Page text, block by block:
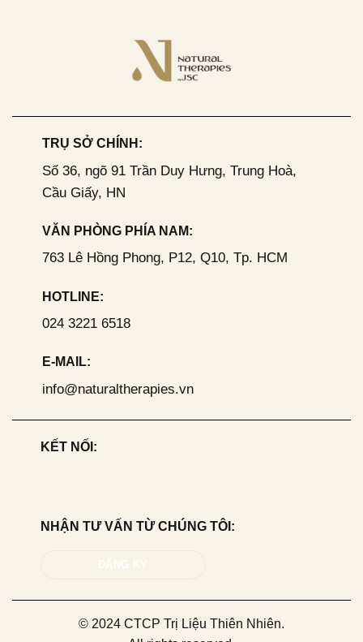
TRỤ SỞ CHÍNH:
Số 36, ngõ 91 Trần Duy Hưng, Trung Hoà,
Cầu Giấy, HN
VĂN PHÒNG PHÍA NAM:
763 Lê Hồng Phong, P12, Q10, Tp. HCM
HOTLINE:
024 3221 6518
E-MAIL:
info@naturaltherapies.vn
KẾT NỐI:
NHẬN TƯ VẤN TỪ CHÚNG TÔI:
© 2024 CTCP Trị Liệu Thiên Nhiên.